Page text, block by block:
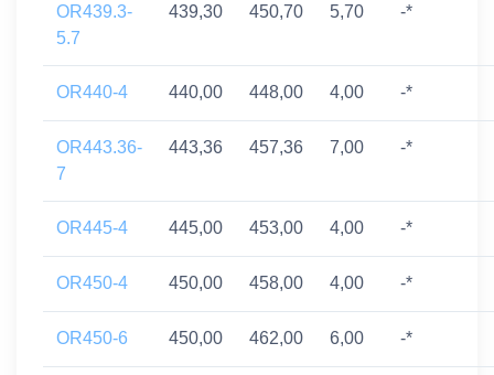
OR439.3-
5.7
439,30 450,70 5,70 -*
OR440-4 440,00 448,00 4,00 -*
OR443.36-
7
443,36 457,36 7,00 -*
OR445-4 445,00 453,00 4,00 -*
OR450-4 450,00 458,00 4,00 -*
OR450-6 450,00 462,00 6,00 -*